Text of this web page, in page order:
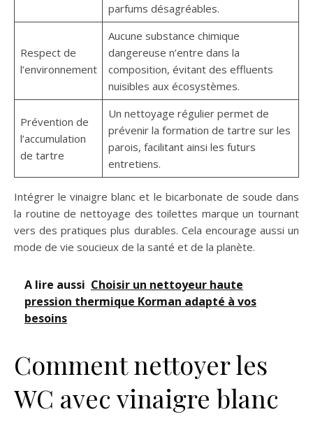
parfums désagréables.
Respect de
l’environnement
Aucune substance chimique
dangereuse n’entre dans la
composition, évitant des effluents
nuisibles aux écosystèmes.
Prévention de
l’accumulation
de tartre
Un nettoyage régulier permet de
prévenir la formation de tartre sur les
parois, facilitant ainsi les futurs
entretiens.
Intégrer le vinaigre blanc et le bicarbonate de soude dans
la routine de nettoyage des toilettes marque un tournant
vers des pratiques plus durables. Cela encourage aussi un
mode de vie soucieux de la santé et de la planète.
A lire aussi Choisir un nettoyeur haute
pression thermique Korman adapté à vos
besoins
Comment nettoyer les
WC avec vinaigre blanc